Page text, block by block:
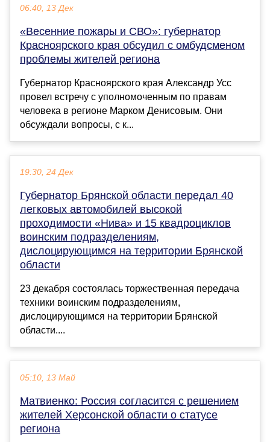
06:40, 13 Дек
«Весенние пожары и СВО»: губернатор
Красноярского края обсудил с омбудсменом
проблемы жителей региона
Губернатор Красноярского края Александр Усс
провел встречу с уполномоченным по правам
человека в регионе Марком Денисовым. Они
обсуждали вопросы, с к...
19:30, 24 Дек
Губернатор Брянской области передал 40
легковых автомобилей высокой
проходимости «Нива» и 15 квадроциклов
воинским подразделениям,
дислоцирующимся на территории Брянской
области
23 декабря состоялась торжественная передача
техники воинским подразделениям,
дислоцирующимся на территории Брянской
области....
05:10, 13 Май
Матвиенко: Россия согласится с решением
жителей Херсонской области о статусе
региона